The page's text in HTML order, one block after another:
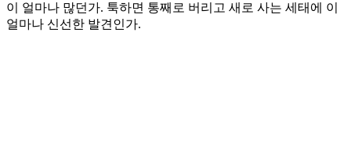
이 얼마나 많던가. 툭하면 통째로 버리고 새로 사는 세태에 이
얼마나 신선한 발견인가.